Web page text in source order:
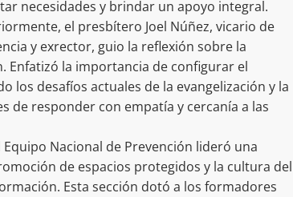
necesidades y brindar un apoyo integral.
el presbítero Joel Núñez, vicario de
y exrector, guio la reflexión sobre la
Enfatizó la importancia de configurar el
los desafíos actuales de la evangelización y la
de responder con empatía y cercanía a las
Equipo Nacional de Prevención lideró una
de espacios protegidos y la cultura del
Esta sección dotó a los formadores